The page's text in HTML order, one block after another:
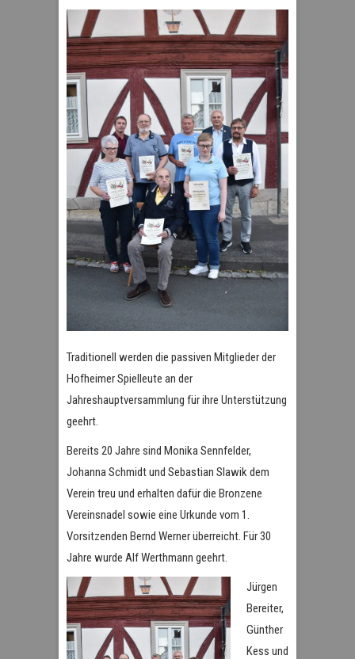
Traditionell werden die passiven Mitglieder der
Hofheimer Spielleute an der
Jahreshauptversammlung für ihre Unterstützung
geehrt.
Bereits 20 Jahre sind Monika Sennfelder,
Johanna Schmidt und Sebastian Slawik dem
Verein treu und erhalten dafür die Bronzene
Vereinsnadel sowie eine Urkunde vom 1.
Vorsitzenden Bernd Werner überreicht. Für 30
Jahre wurde Alf Werthmann geehrt.
Jürgen
Bereiter,
Günther
Kess und